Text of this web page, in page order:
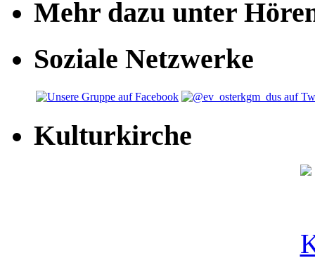
Mehr dazu unter
Soziale Netzwerke
Kulturkirche